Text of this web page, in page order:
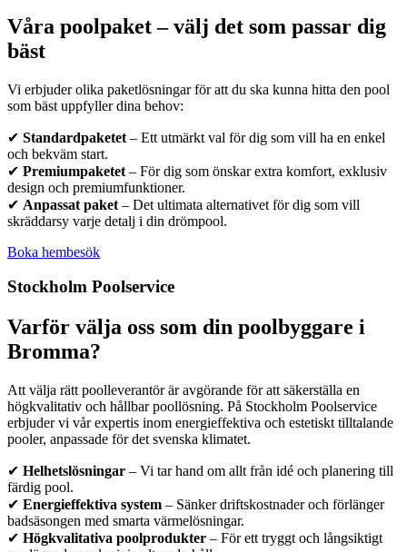
Våra poolpaket – välj det som passar dig
bäst
Vi erbjuder olika paketlösningar för att du ska kunna hitta den pool
som bäst uppfyller dina behov:
✔ Standardpaketet – Ett utmärkt val för dig som vill ha en enkel
och bekväm start.
✔ Premiumpaketet – För dig som önskar extra komfort, exklusiv
design och premiumfunktioner.
✔ Anpassat paket – Det ultimata alternativet för dig som vill
skräddarsy varje detalj i din drömpool.
Boka hembesök
Stockholm Poolservice
Varför välja oss som din poolbyggare i
Bromma?
Att välja rätt poolleverantör är avgörande för att säkerställa en
högkvalitativ och hållbar poollösning. På Stockholm Poolservice
erbjuder vi vår expertis inom energieffektiva och estetiskt tilltalande
pooler, anpassade för det svenska klimatet.
✔ Helhetslösningar – Vi tar hand om allt från idé och planering till
färdig pool.
✔ Energieffektiva system – Sänker driftskostnader och förlänger
badsäsongen med smarta värmelösningar.
✔ Högkvalitativa poolprodukter – För ett tryggt och långsiktigt